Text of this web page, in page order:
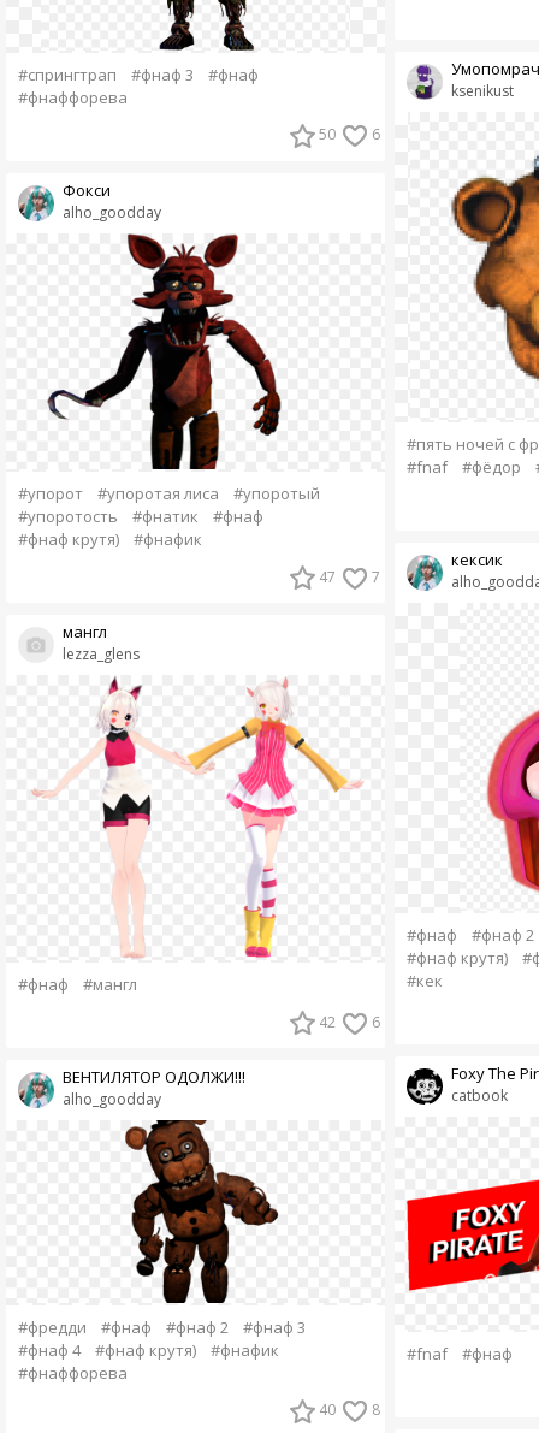
#спрингтрап #фнаф 3
#фнаф
#фнаффорева
50 6
alho_goodday
Фокси
#упорот #упоротая лиса
#упоротый
#упоротость
#фнатик
#фнаф
#фнаф крутя)
#фнафик
47 7
lezza_glens
мангл
#фнаф #мангл
42 6
alho_goodday
ВЕНТИЛЯТОР ОДОЛЖИ!!!
#фредди #фнаф #фнаф 2
#фнаф 3
#фнаф 4
#фнаф крутя)
#фнафик
#фнаффорева
40 8
ksenikust
#пять ночей с
#fnaf
#фёдор
кексик
#фнаф
#фнаф 2
#фнаф крутя)
#кек
catbook
Foxy The
#fnaf #фнаф